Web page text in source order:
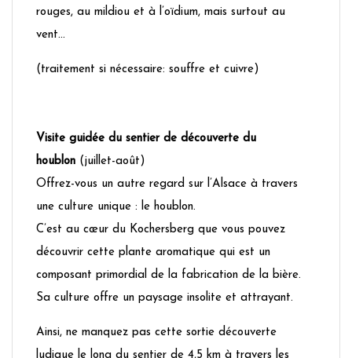
rouges, au mildiou et à l’oïdium, mais surtout au
vent…
(traitement si nécessaire: souffre et cuivre)
Visite guidée du sentier de découverte du
houblon (juillet-août)
Offrez-vous un autre regard sur l’Alsace à travers
une culture unique : le houblon.
C’est au cœur du Kochersberg que vous pouvez
découvrir cette plante aromatique qui est un
composant primordial de la fabrication de la bière.
Sa culture offre un paysage insolite et attrayant.
Ainsi, ne manquez pas cette sortie découverte
ludique le long du sentier de 4,5 km à travers les